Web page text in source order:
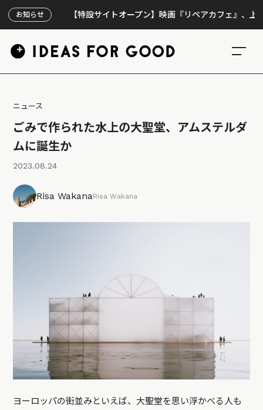
お知らせ【特設サイトオープン】映画『リペアカフェ』、上映300回
ニュース
ごみで作られた水上の大聖堂、アムステルダ
ムに誕生か
2023.08.24
Risa WakanaRisa Wakana
ヨーロッパの街並みといえば、大聖堂を思い浮かべる人も